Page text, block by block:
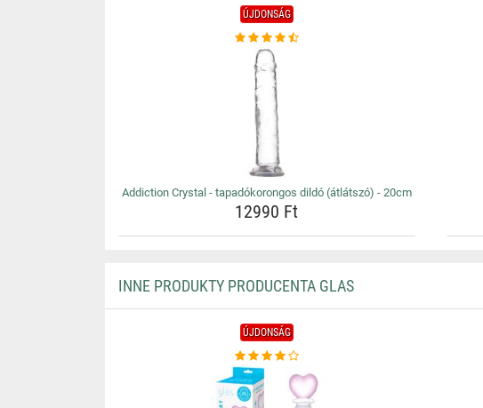
ÚJDONSÁG
Addiction Crystal - tapadókorongos dildó (átlátszó) - 20cm
12990 Ft
INNE PRODUKTY PRODUCENTA GLAS
ÚJDONSÁG